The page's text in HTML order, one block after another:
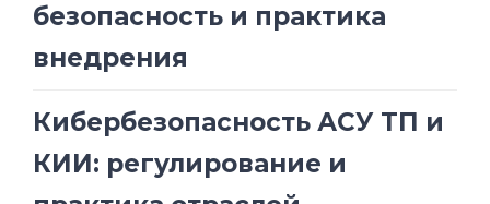
безопасность и практика
внедрения
Кибербезопасность АСУ ТП и
КИИ: регулирование и